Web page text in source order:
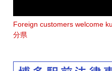
Foreign customers welcome
分県